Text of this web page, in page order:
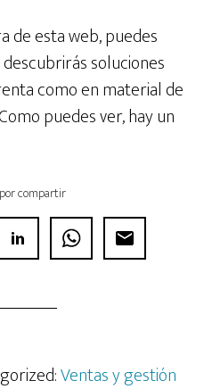
de esta web, puedes
soluciones
como en material de
puedes ver, hay un
compartir
Ventas y gestión